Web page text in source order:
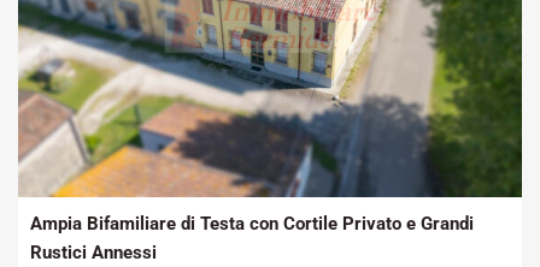
Tipo contratto:
Vendita
Metratura Commerciale:
280 m
Ampia Bifamiliare di Testa con Cortile Privato e Grandi
Rustici Annessi